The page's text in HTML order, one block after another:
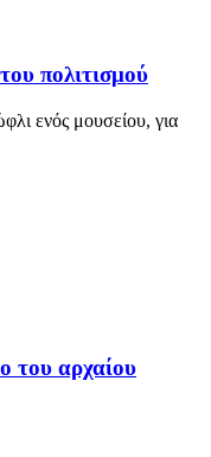
πολιτισμού
ενός μουσείου, για
του αρχαίου